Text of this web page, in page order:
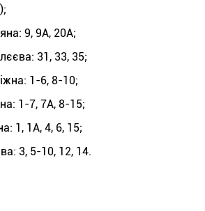
9, 9А, 20А;
31, 33, 35;
1-6, 8-10;
1-7, 7А, 8-15;
1, 1А, 4, 6, 15;
3, 5-10, 12, 14.